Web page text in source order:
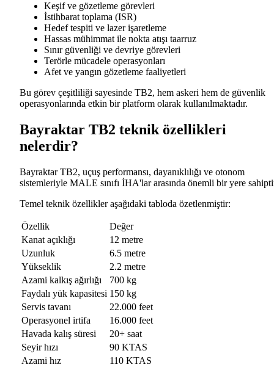
Keşif ve gözetleme görevleri
İstihbarat toplama (ISR)
Hedef tespiti ve lazer işaretleme
Hassas mühimmat ile nokta atışı taarruz
Sınır güvenliği ve devriye görevleri
Terörle mücadele operasyonları
Afet ve yangın gözetleme faaliyetleri
Bu görev çeşitliliği sayesinde TB2, hem askeri hem de güvenlik
operasyonlarında etkin bir platform olarak kullanılmaktadır.
Bayraktar TB2 teknik özellikleri
nelerdir?
Bayraktar TB2, uçuş performansı, dayanıklılığı ve otonom
sistemleriyle MALE sınıfı İHA'lar arasında önemli bir yere
Temel teknik özellikler aşağıdaki tabloda özetlenmiştir:
Özellik
Değer
Kanat açıklığı
12 metre
Uzunluk
6.5 metre
Yükseklik
2.2 metre
Azami kalkış ağırlığı
700 kg
Faydalı yük kapasitesi 150 kg
Servis tavanı
22.000 feet
Operasyonel irtifa
16.000 feet
Havada kalış süresi
20+ saat
Seyir hızı
90 KTAS
Azami hız
110 KTAS